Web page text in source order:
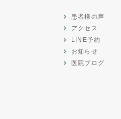
患者様の声
アクセス
LINE予約
お知らせ
医院ブログ